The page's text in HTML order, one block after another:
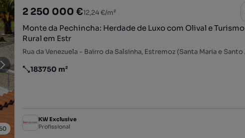
2 250 000 €12,24 €/m²
Monte da Pechincha: Herdade de Luxo com Olival e Turismo
Rural em Estr
Preço por metro quadrado
183750 m²
KW Exclusive
Profissional